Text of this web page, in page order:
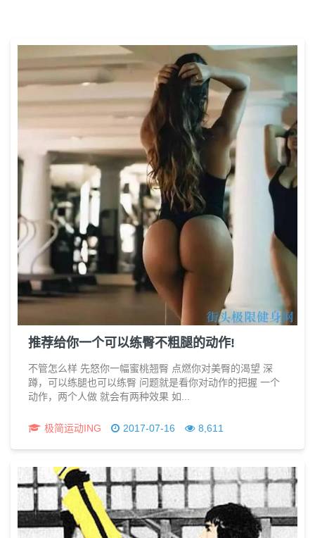
推荐给你一个可以练臀不粗腿的动作!
不管怎么样 先怒你一幅蜜桃翘臀 点燃你对美臀的渴望 深
蹲，可以练腿也可以练臀 问题就是看你对动作的把握 一个
动作，两个人做 就会有两种效果 如...
极简运动ING 2017-07-16 8,611